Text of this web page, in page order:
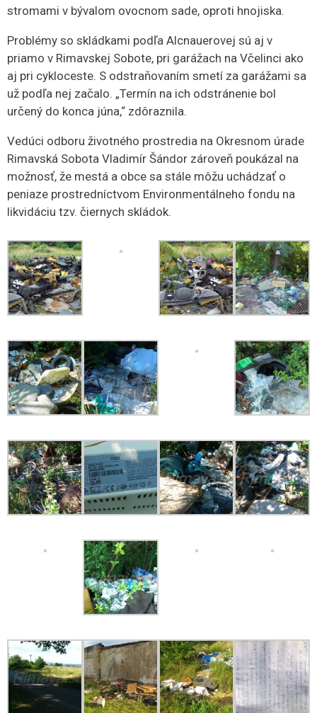
stromami v bývalom ovocnom sade, oproti hnojiska.
Problémy so skládkami podľa Alcnauerovej sú aj v
priamo v Rimavskej Sobote, pri garážach na Včelinci ako
aj pri cykloceste. S odstraňovaním smetí za garážami sa
už podľa nej začalo. „Termín na ich odstránenie bol
určený do konca júna,“ zdôraznila.
Vedúci odboru životného prostredia na Okresnom úrade
Rimavská Sobota Vladimír Šándor zároveň poukázal na
možnosť, že mestá a obce sa stále môžu uchádzať o
peniaze prostredníctvom Environmentálneho fondu na
likvidáciu tzv. čiernych skládok.